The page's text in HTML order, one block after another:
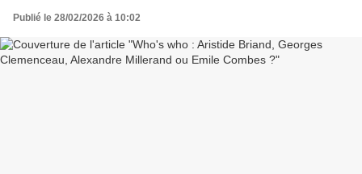
Publié le 28/02/2026 à 10:02